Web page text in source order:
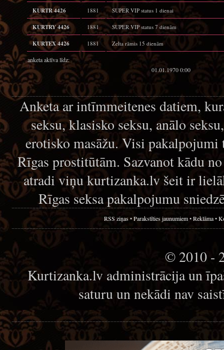
KURTR 4426 1881 SUPER VIP status 1 dienai
KURTRY 4426 1881 SUPER VIP status 7 dienām
KURTEX 4426 1881 Zelta rāmis 15 dienām
anketa aktīva līdz:
01.01.1970 0:00
Anketa ar intīmmeitenes datiem,
seksu, klasisko seksu, anālo
erotisko masāžu. Visi
Rīgas prostitūtām. Sazvanot kādu
atradi viņu kurtizanka.lv šeit ir
Rīgas seksa pakalpojumu
RSS ziņas•Parakstīties jaunumiem•Reklāma•
© 2010 -
Kurtizanka.lv administrācija un
saturu un nekādi nav